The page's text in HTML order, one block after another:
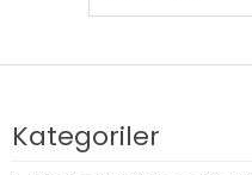
Kategoriler